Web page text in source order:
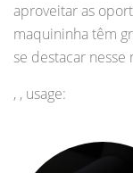
aproveitar as
maquininha têm
se destacar
, , usage: